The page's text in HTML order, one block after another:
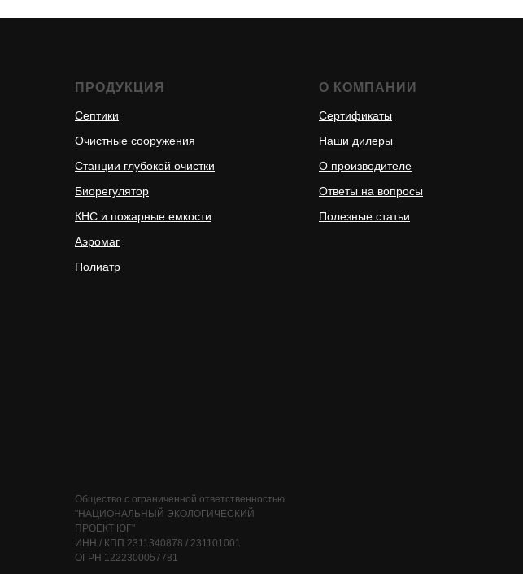
ПРОДУКЦИЯ
Септики
Очистные сооружения
Станции глубокой очистки
Биорегулятор
КНС и пожарные емкости
Аэромаг
Полиатр
О КОМПАНИИ
Сертификаты
Наши дилеры
О производителе
Ответы на вопросы
Полезные статьи
Общество с ограниченной ответственностью
"НАЦИОНАЛЬНЫЙ ЭКОЛОГИЧЕСКИЙ
ПРОЕКТ ЮГ"
ИНН / КПП 2311340878 / 231101001
ОГРН 1222300057781